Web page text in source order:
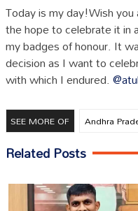
Today is my day!Wish you
the hope to celebrate it in
my badges of honour. It
decision as I want to
with which I endured.
SEE MORE OF Andhra
Related Posts